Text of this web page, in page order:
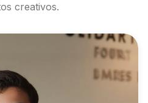
creativos.